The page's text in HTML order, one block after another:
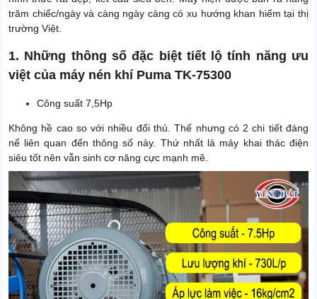
trăm chiếc/ngày và càng ngày càng có xu hướng khan hiếm tại thị
trường Việt.
1. Những thông số đặc biệt tiết lộ tính năng ưu
việt của máy nén khí Puma TK-75300
Công suất 7,5Hp
Không hề cao so với nhiều đối thủ. Thế nhưng có 2 chi tiết đáng
nể liên quan đến thông số này. Thứ nhất là máy khai thác điện
siêu tốt nên vẫn sinh cơ năng cực mạnh mẽ.